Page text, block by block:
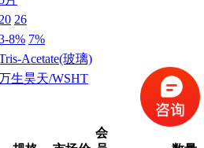
20 26
8% 7%
Acetate(玻璃)
生昊天/WSHT
会